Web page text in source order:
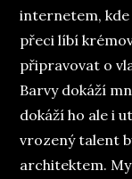
internetem, kde
přeci líbí
připravovat o
Barvy dokáží
dokáží ho ale i
vrozený talent
architektem.